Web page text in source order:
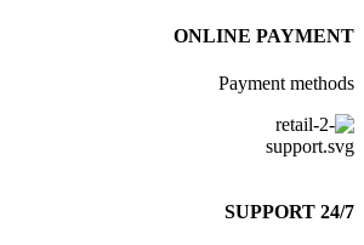
ONLINE
Payment
24/7